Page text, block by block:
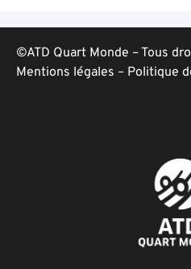
©ATD Quart Monde – Tous
Mentions légales – Politique